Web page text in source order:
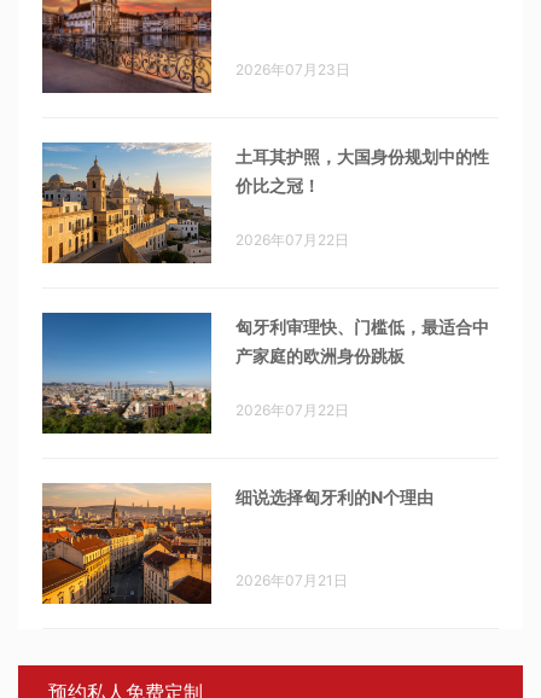
2026年07月23日
土耳其护照，大国身份规划中的性
价比之冠！
2026年07月22日
匈牙利审理快、门槛低，最适合中
产家庭的欧洲身份跳板
2026年07月22日
细说选择匈牙利的N个理由
2026年07月21日
预约私人免费定制